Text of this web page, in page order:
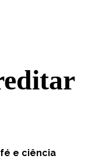
e ciência